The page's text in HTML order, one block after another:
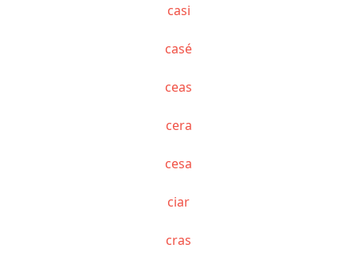
casi
casé
ceas
cera
cesa
ciar
cras